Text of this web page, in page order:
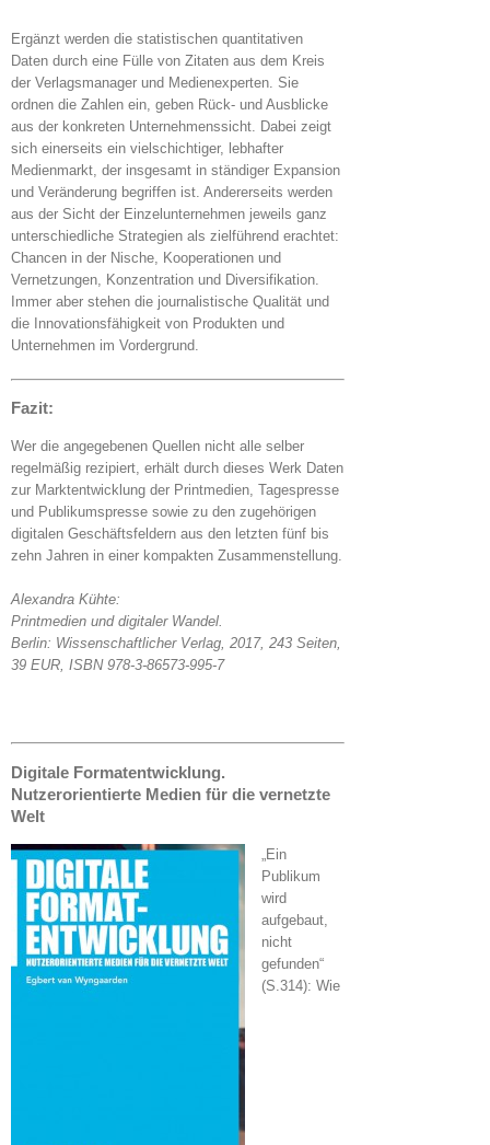
Ergänzt werden die statistischen quantitativen
Daten durch eine Fülle von Zitaten aus dem Kreis
der Verlagsmanager und Medienexperten. Sie
ordnen die Zahlen ein, geben Rück- und Ausblicke
aus der konkreten Unternehmenssicht. Dabei zeigt
sich einerseits ein vielschichtiger, lebhafter
Medienmarkt, der insgesamt in ständiger Expansion
und Veränderung begriffen ist. Andererseits werden
aus der Sicht der Einzelunternehmen jeweils ganz
unterschiedliche Strategien als zielführend erachtet:
Chancen in der Nische, Kooperationen und
Vernetzungen, Konzentration und Diversifikation.
Immer aber stehen die journalistische Qualität und
die Innovationsfähigkeit von Produkten und
Unternehmen im Vordergrund.
Fazit:
Wer die angegebenen Quellen nicht alle selber
regelmäßig rezipiert, erhält durch dieses Werk Daten
zur Marktentwicklung der Printmedien, Tagespresse
und Publikumspresse sowie zu den zugehörigen
digitalen Geschäftsfeldern aus den letzten fünf bis
zehn Jahren in einer kompakten Zusammenstellung.
Alexandra Kühte:
Printmedien und digitaler Wandel.
Berlin: Wissenschaftlicher Verlag, 2017, 243 Seiten,
39 EUR, ISBN 978-3-86573-995-7
Digitale Formatentwicklung.
Nutzerorientierte Medien für die vernetzte
Welt
„Ein
Publikum
wird
aufgebaut,
nicht
gefunden“
(S.314): Wie